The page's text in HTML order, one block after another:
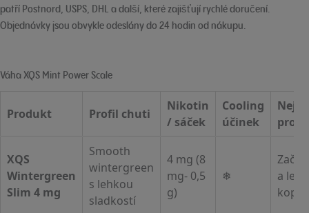
patří Postnord, USPS, DHL a další, které zajišťují rychlé doručení.
Objednávky jsou obvykle odeslány do 24 hodin od nákupu.
Váha XQS Mint Power Scale
Produkt Profil chuti
Nikotin
/ sáček
Cooling
účinek
pro
XQS
Wintergreen
Slim 4 mg
Smooth
wintergreen
s lehkou
sladkostí
4 mg (8
mg- 0,5
g)
❄
a